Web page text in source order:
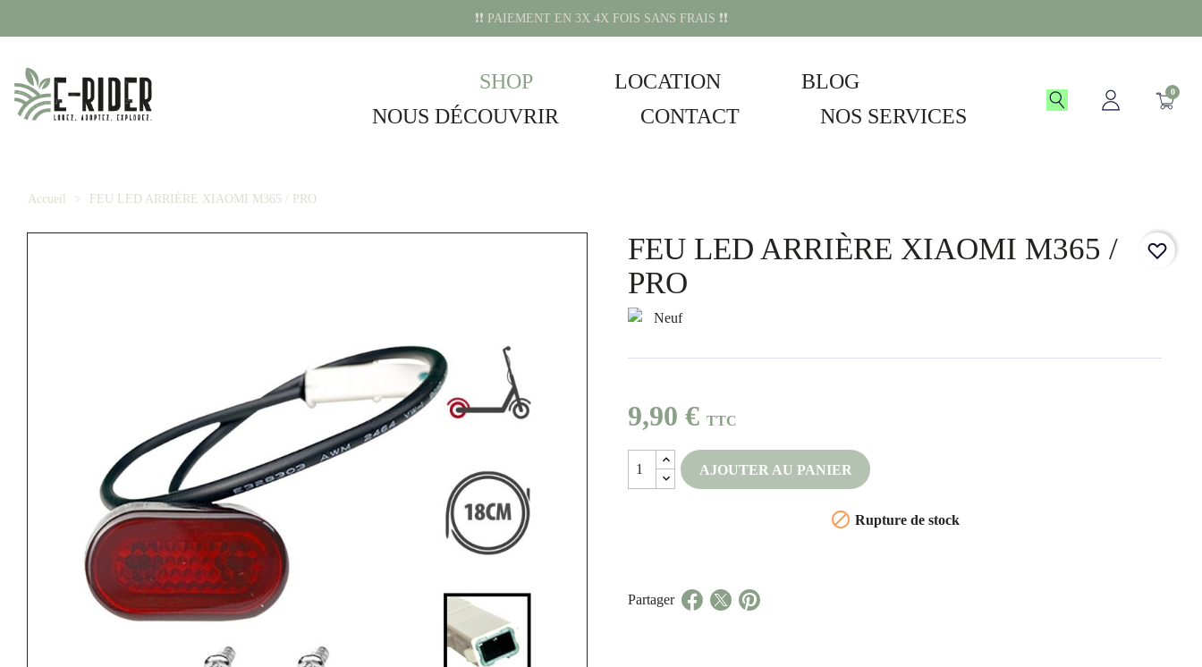
❗️❗️ PAIEMENT EN 3X 4X FOIS SANS FRAIS ❗️❗️
SHOP LOCATION
BLOG
NOUS DÉCOUVRIR
CONTACT NOS SERVICES
0
Accueil FEU LED ARRIÈRE XIAOMI M365 / PRO
FEU LED ARRIÈRE XIAOMI M365 /
PRO
Neuf
9,90 € TTC
AJOUTER AU PANIER
 Rupture de stock
Partager